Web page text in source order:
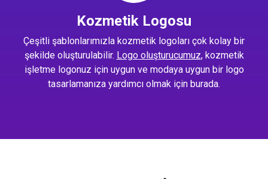
Kozmetik Logosu
Çeşitli şablonlarımızla kozmetik logoları çok kolay bir
şekilde oluşturulabilir. Logo oluşturucumuz, kozmetik
işletme logonuz için uygun ve modaya uygun bir logo
tasarlamanıza yardımcı olmak için burada.